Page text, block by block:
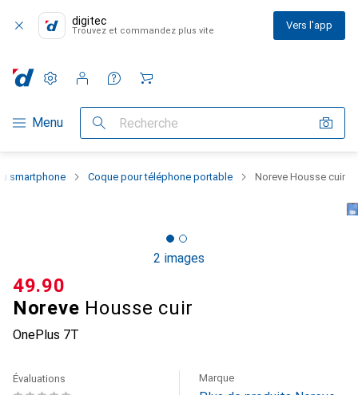
digitec
Trouvez et commandez plus vite Vers l'app
Navigation par catégorie
Menu Recherche
Paramètres
Compte client
Listes de comparaison
Listes d'envies
Panier
smartphone Coque pour téléphone portable Noreve Housse cuir
2 images
Noreve Housse cuir
OnePlus 7T
CHF
49.90
Évaluations Marque